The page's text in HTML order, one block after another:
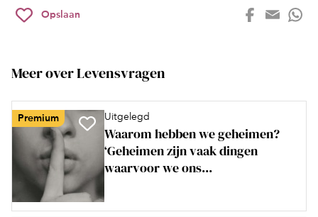
Opslaan
Meer over Levensvragen
Premium Uitgelegd
Waarom hebben we geheimen?
‘Geheimen zijn vaak dingen
waarvoor we ons...